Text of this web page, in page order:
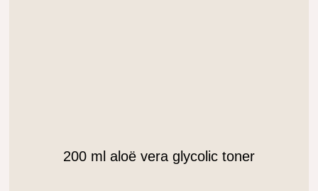
200 ml aloë vera glycolic toner